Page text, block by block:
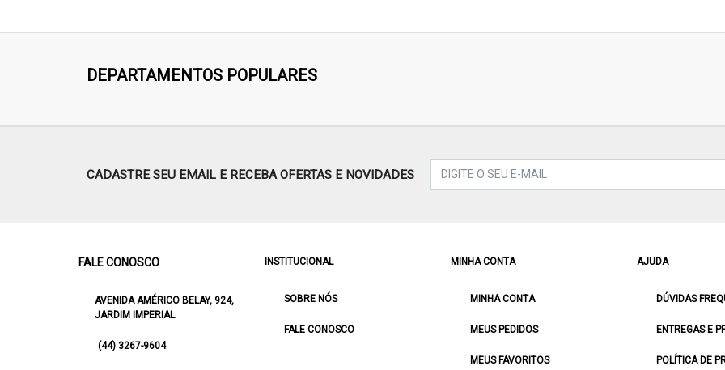
DEPARTAMENTOS POPULARES
CADASTRE SEU EMAIL E RECEBA OFERTAS E NOVIDADES
FALE CONOSCO
AVENIDA AMÉRICO BELAY, 924,
JARDIM IMPERIAL
(44) 3267-9604
INSTITUCIONAL
SOBRE NÓS
FALE CONOSCO
MINHA CONTA
MINHA CONTA
MEUS PEDIDOS
MEUS FAVORITOS
AJUDA
DÚVIDAS
ENTREGAS E
POLÍTICA DE